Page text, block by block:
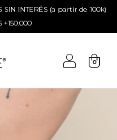
SIN INTERÉS (a partir de 100k)
+150.000
0